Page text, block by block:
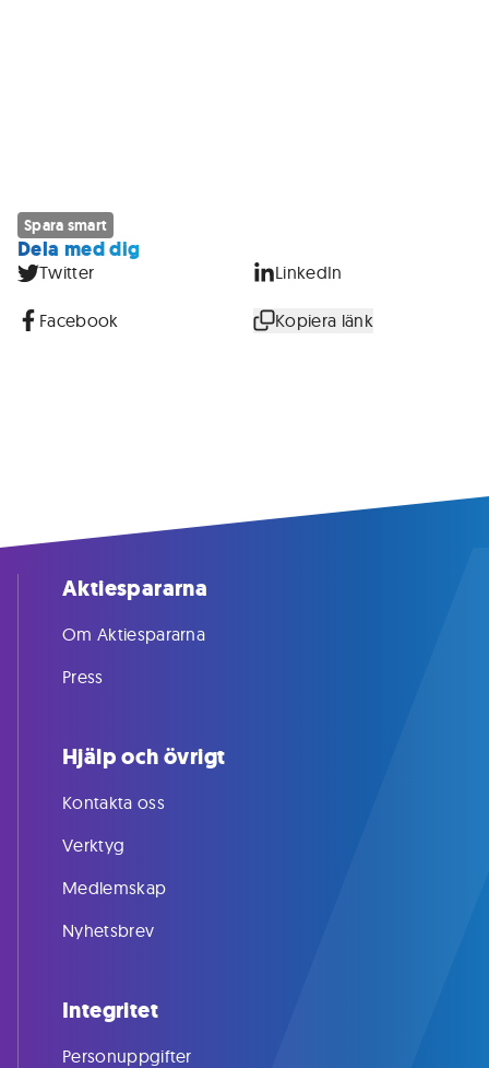
Spara smart
Dela med dig
Twitter LinkedIn
Facebook Kopiera länk
Aktiespararna
Om Aktiespararna
Press
Hjälp och övrigt
Kontakta oss
Verktyg
Medlemskap
Nyhetsbrev
Integritet
Personuppgifter